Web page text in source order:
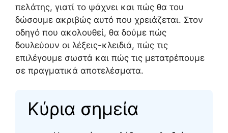
πελάτης, γιατί το ψάχνει και πώς θα του
δώσουμε ακριβώς αυτό που χρειάζεται. Στον
οδηγό που ακολουθεί, θα δούμε πώς
δουλεύουν οι λέξεις-κλειδιά, πώς τις
επιλέγουμε σωστά και πώς τις μετατρέπουμε
σε πραγματικά αποτελέσματα.
Κύρια σημεία